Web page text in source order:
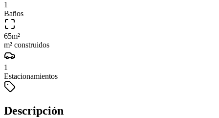
1
Baños
65m²
m² construidos
1
Estacionamientos
Descripción